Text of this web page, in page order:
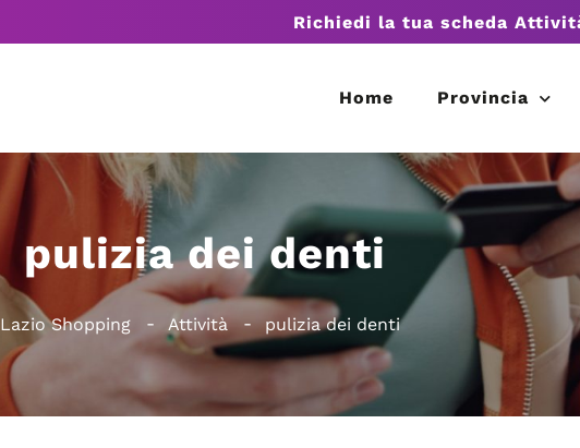
Richiedi la tua scheda
Home Provincia
pulizia dei denti
Lazio Shopping Attività pulizia dei denti